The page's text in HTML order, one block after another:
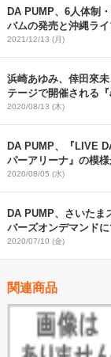
DA PUMP、6人体制
バムの発売と沖縄ラ
2021/12/13 (月)
浜崎あゆみ、倖田來
テージで開催される
発表
2020/08/13 (木)
DA PUMP、『LIVE
パーアリーナ』の模
2020/08/05 (水)
DA PUMP、さいたま
バーズオンデマンド
2020/07/10 (金)
関連商品